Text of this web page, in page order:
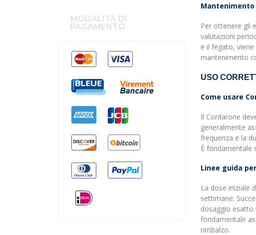
MODALITÀ DI
PAGAMENTO
Per ottenere gli
valutazioni
e il fegato,
mantenimento
USO
Come usare
Il Cordarone
generalmente
frequenza e la
È fondamentale
Linee guida
La dose iniziale
settimane.
dosaggio esatto
fondamentale
rimbalzo.